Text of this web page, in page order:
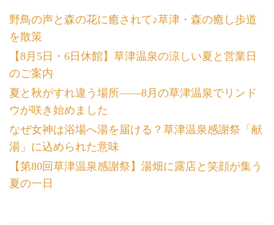
野鳥の声と森の花に癒されて♪草津・森の癒し歩道
を散策
【8月5日・6日休館】草津温泉の涼しい夏と営業日
のご案内
夏と秋がすれ違う場所――8月の草津温泉でリンド
ウが咲き始めました
なぜ女神は浴場へ湯を届ける？草津温泉感謝祭「献
湯」に込められた意味
【第80回草津温泉感謝祭】湯畑に露店と笑顔が集う
夏の一日